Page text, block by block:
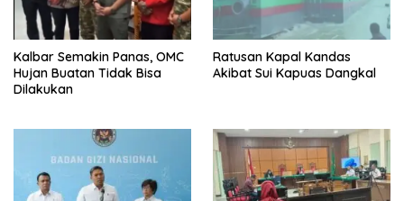
Kalbar Semakin Panas, OMC
Hujan Buatan Tidak Bisa
Dilakukan
Ratusan Kapal Kandas
Akibat Sui Kapuas Dangkal